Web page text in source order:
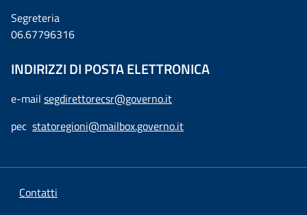
Segreteria
06.67796316
INDIRIZZI DI POSTA ELETTRONICA
e-mail segdirettorecsr@governo.it
pec statoregioni@mailbox.governo.it
Contatti